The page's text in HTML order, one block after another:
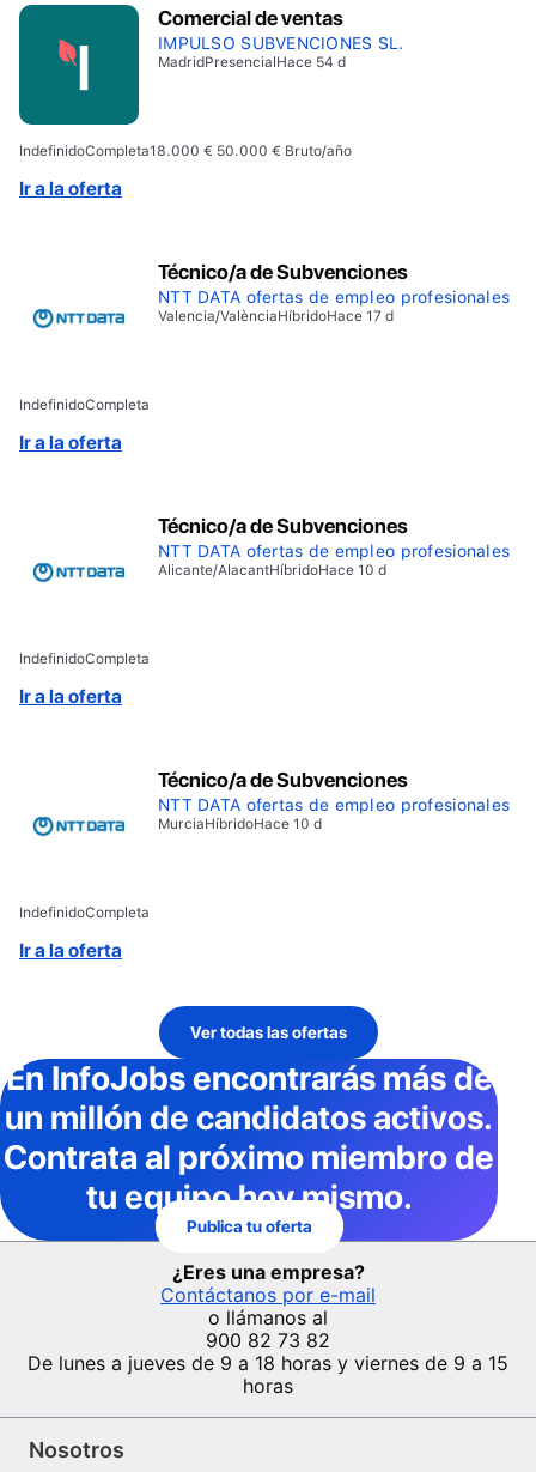
Comercial de ventas
IMPULSO SUBVENCIONES SL.
MadridPresencialHace 54 d
IndefinidoCompleta18.000 € 50.000 € Bruto/año
Ir a la oferta
Técnico/a de Subvenciones
NTT DATA ofertas de empleo profesionales
Valencia/ValènciaHíbridoHace 17 d
IndefinidoCompleta
Ir a la oferta
Técnico/a de Subvenciones
NTT DATA ofertas de empleo profesionales
Alicante/AlacantHíbridoHace 10 d
IndefinidoCompleta
Ir a la oferta
Técnico/a de Subvenciones
NTT DATA ofertas de empleo profesionales
MurciaHíbridoHace 10 d
IndefinidoCompleta
Ir a la oferta
Ver todas las ofertas
En InfoJobsencontrarás más de
un millón de candidatos activos.
Contrata al próximo miembro de
tu equipo hoy mismo.
Publica tu oferta
¿Eres una empresa?
Contáctanos por e-mail
o llámanos al
900 82 73 82
De lunes a jueves de 9 a 18 horas y viernes de 9 a 15
horas
Nosotros